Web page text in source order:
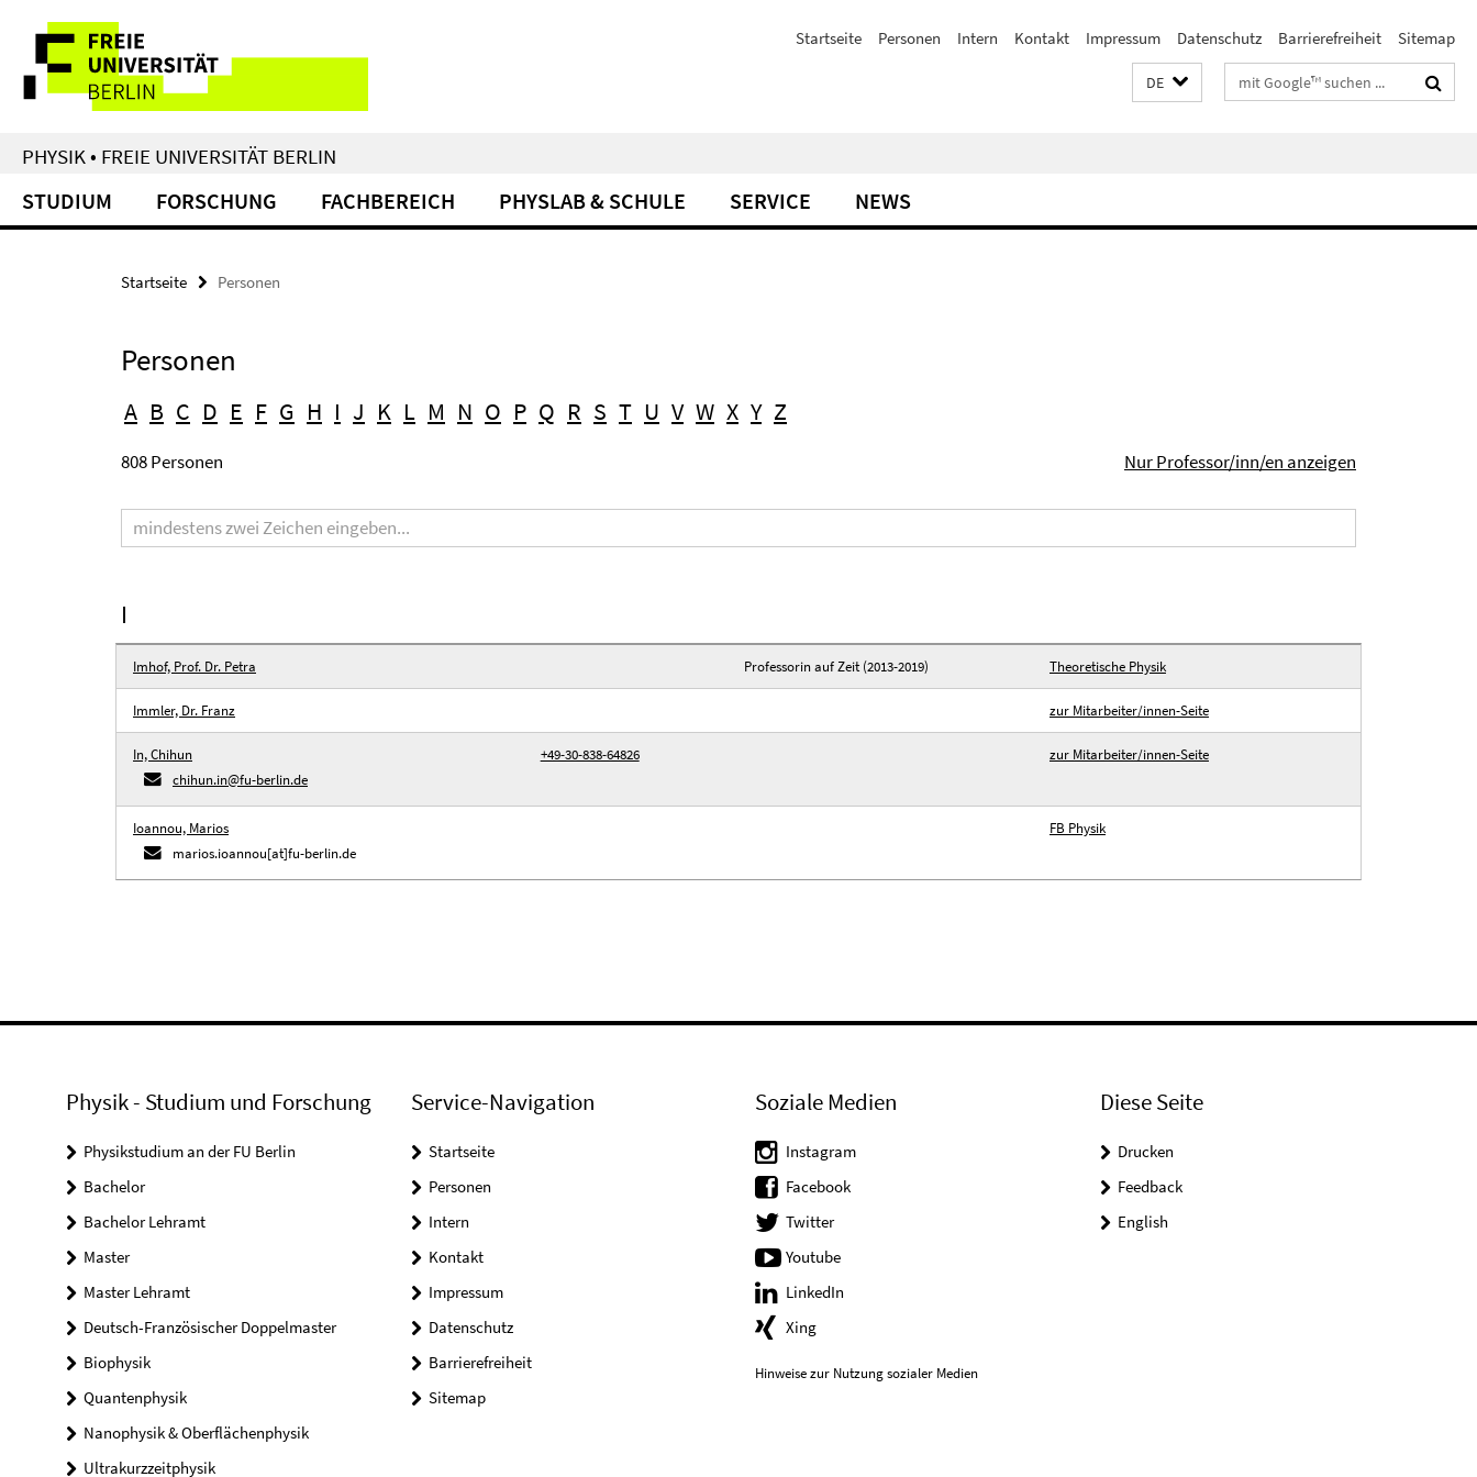
direkt
Inhalt
Service-
Navigation
Startseite Personen Intern Kontakt Impressum Datenschutz Barrierefreiheit Sitemap
DE Suchbegriffe
PHYSIK • FREIE UNIVERSITÄT BERLIN
STUDIUM FORSCHUNG FACHBEREICH PHYSLAB & SCHULE SERVICE NEWS
Startseite Personen
Personen
A B C D E F G H I J K L M N O P Q R S T U V W X Y Z
Nur Professor/inn/en anzeigen
808 Personen
I
Imhof, Prof. Dr. Petra Professorin auf Zeit (2013-2019) Theoretische Physik
Immler, Dr. Franz zur Mitarbeiter/innen-Seite
In, Chihun
chihun.in@fu-berlin.de
+49-30-838-64826 zur Mitarbeiter/innen-Seite
Ioannou, Marios
marios.ioannou[at]fu-berlin.de
FB Physik
Physik - Studium und Forschung
Physikstudium an der FU Berlin
Bachelor
Bachelor Lehramt
Master
Master Lehramt
Deutsch-Französischer Doppelmaster
Biophysik
Quantenphysik
Nanophysik & Oberflächenphysik
Ultrakurzzeitphysik
Service-Navigation
Startseite
Personen
Intern
Kontakt
Impressum
Datenschutz
Barrierefreiheit
Sitemap
Soziale Medien
Instagram
Facebook
Twitter
Youtube
LinkedIn
Xing
Hinweise zur Nutzung sozialer Medien
Diese Seite
Drucken
Feedback
English